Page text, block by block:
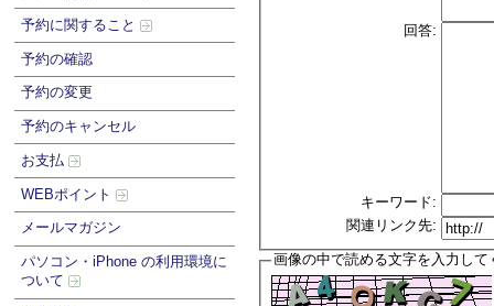
予約に関すること
予約の確認
予約の変更
予約のキャンセル
お支払
WEBポイント
メールマガジン
パソコン・iPhone の利用環境に
ついて
回答:
キーワード:
関連リンク先:
画像の中で読める文字を入力して